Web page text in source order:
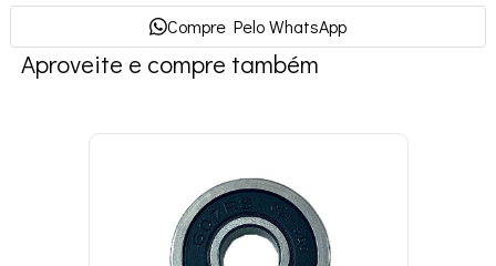
Compre Pelo WhatsApp
Aproveite e compre também